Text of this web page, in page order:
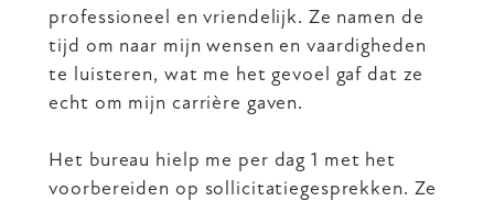
professioneel en vriendelijk. Ze namen de
tijd om naar mijn wensen en vaardigheden
te luisteren, wat me het gevoel gaf dat ze
echt om mijn carrière gaven.
Het bureau hielp me per dag 1 met het
voorbereiden op sollicitatiegesprekken. Ze